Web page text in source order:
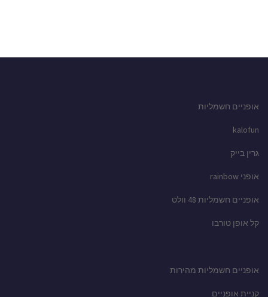
אופניים חשמליות
kalofun
גרין בייק
אופני rainbow
אופניים חשמליות 48 וולט
קל אופן טורבו
אופניים חשמליות מהירות
קניית אופניים